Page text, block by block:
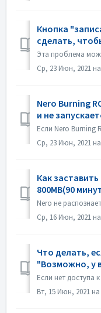
Кнопка
сделать,
Ср, 23 Июн, 2021 на
Nero Burning
и не
Ср, 23 Июн, 2021 на
Как
800MB(90
Ср, 16 Июн, 2021 на
Что делать,
"Возможно, у
Вт, 15 Июн, 2021 на